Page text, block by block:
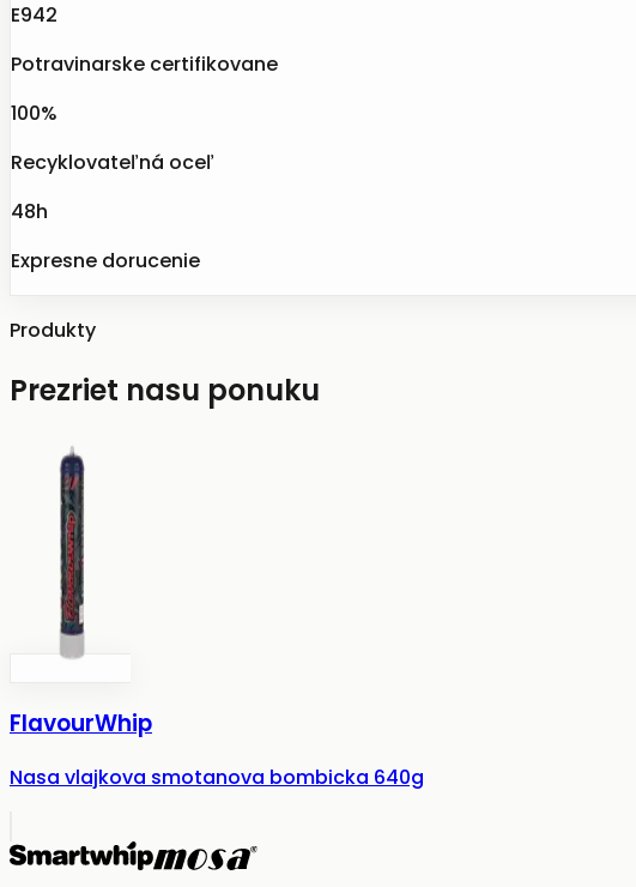
E942
Potravinarske certifikovane
100%
Recyklovateľná oceľ
48h
Expresne dorucenie
Produkty
Prezriet nasu ponuku
FlavourWhip
Nasa vlajkova smotanova bombicka 640g